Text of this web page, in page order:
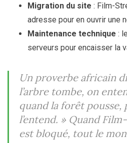
Migration du site : Film-
adresse pour en ouvrir une
Maintenance technique :
serveurs pour encaisser la
Un proverbe africain
l’arbre tombe, on
quand la forêt pousse,
l’entend. » Quand
est bloqué, tout le